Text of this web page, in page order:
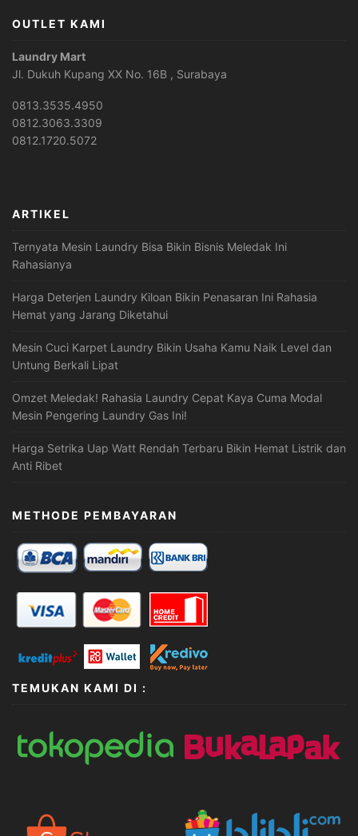
OUTLET KAMI
Laundry Mart
Jl. Dukuh Kupang XX No. 16B , Surabaya
0813.3535.4950
0812.3063.3309
0812.1720.5072
ARTIKEL
Ternyata Mesin Laundry Bisa Bikin Bisnis Meledak Ini
Rahasianya
Harga Deterjen Laundry Kiloan Bikin Penasaran Ini Rahasia
Hemat yang Jarang Diketahui
Mesin Cuci Karpet Laundry Bikin Usaha Kamu Naik Level dan
Untung Berkali Lipat
Omzet Meledak! Rahasia Laundry Cepat Kaya Cuma Modal
Mesin Pengering Laundry Gas Ini!
Harga Setrika Uap Watt Rendah Terbaru Bikin Hemat Listrik dan
Anti Ribet
METHODE PEMBAYARAN
TEMUKAN KAMI DI :